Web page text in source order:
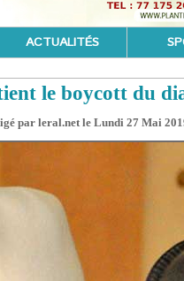
ACTUALITÉS
le boycott du
par leral.net le Lundi 27 Mai